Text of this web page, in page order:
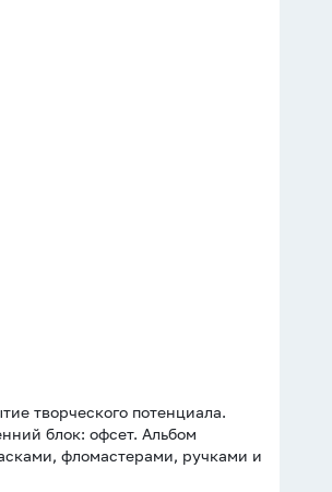
творческого потенциала.
блок: офсет. Альбом
фломастерами, ручками и